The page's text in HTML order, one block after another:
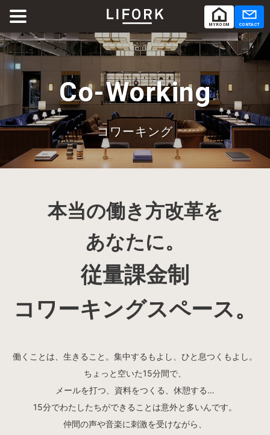
CONTACT
MY ROOM
ABOUT
SERVICE サービス
SHARE OFFICE シェアオフィス
RENTAL ROOM レンタルルーム
RENTAL LOUNGE
AKIHABARA II 秋葉原Ⅱ
OTEMACHI 大手町
Co-Working
コワーキング
本当の働き方改革を
あなたに。
従量課金制
コワーキングスペース。
働くことは、生きること。集中するもよし、ひと息つくもよし。
ちょっと空いた15分間で、
メールを打つ、資料をつくる、休憩する…
15分でわたしたちができることは意外と多いんです。
仲間の声や音楽に刺激を受けながら、